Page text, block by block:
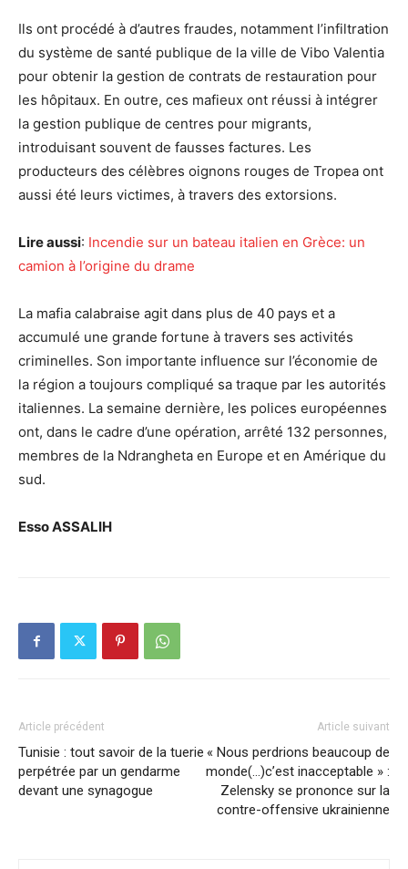
Ils ont procédé à d’autres fraudes, notamment l’infiltration
du système de santé publique de la ville de Vibo Valentia
pour obtenir la gestion de contrats de restauration pour
les hôpitaux. En outre, ces mafieux ont réussi à intégrer
la gestion publique de centres pour migrants,
introduisant souvent de fausses factures. Les
producteurs des célèbres oignons rouges de Tropea ont
aussi été leurs victimes, à travers des extorsions.
Lire aussi: Incendie sur un bateau italien en Grèce: un
camion à l’origine du drame
La mafia calabraise agit dans plus de 40 pays et a
accumulé une grande fortune à travers ses activités
criminelles. Son importante influence sur l’économie de
la région a toujours compliqué sa traque par les autorités
italiennes. La semaine dernière, les polices européennes
ont, dans le cadre d’une opération, arrêté 132 personnes,
membres de la Ndrangheta en Europe et en Amérique du
sud.
Esso ASSALIH
Article précédent
Tunisie : tout savoir de la tuerie
perpétrée par un gendarme
devant une synagogue
Article suivant
« Nous perdrions beaucoup de
monde(…)c’est inacceptable » :
Zelensky se prononce sur la
contre-offensive ukrainienne